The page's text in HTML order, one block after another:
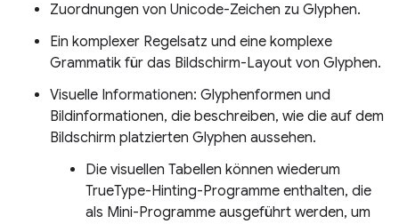
Zuordnungen von Unicode-Zeichen zu Glyphen.
Ein komplexer Regelsatz und eine komplexe
Grammatik für das Bildschirm-Layout von Glyphen.
Visuelle Informationen: Glyphenformen und
Bildinformationen, die beschreiben, wie die auf dem
Bildschirm platzierten Glyphen aussehen.
Die visuellen Tabellen können wiederum
TrueType-Hinting-Programme enthalten, die
als Mini-Programme ausgeführt werden, um